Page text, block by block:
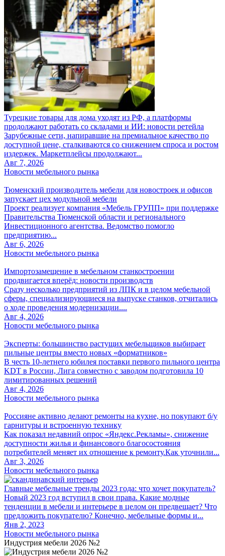
Турецкие товары для дома уходят из РФ, а платформы
продолжают работать со складами и ИИ: новости ретейла
Зарубежные сети, напиравшие на премиальное качество по
доступной цене, сталкиваются со снижением спроса и ростом
издержек. Маркетплейсы продолжают...
Авг 7, 2026
Новости мебельного рынка
Тюменский производитель мебели для новостроек и офисов
запускает цех модульной мебели
Проект реализует компания «Мебель ГРУПП» при поддержке
Правительства Тюменской области и регионального
Инвестиционного агентства. Ведомство помогло
предприятию...
Авг 6, 2026
Новости мебельного рынка
Импортозамещение в мебельном станкостроении
продвигается вперёд: новости производств
Сразу несколько предприятий из ЛПК и в целом мебельной
сферы, специализирующиеся на выпуске станков, отчитались
о ходе проведения модернизации....
Авг 4, 2026
Новости мебельного рынка
Эксперты: большинство растущих мебельщиков выбирает
пильные центры вместо новых «форматников»
В честь 10-летнего юбилея поставки первого пильного центра
KDT в России, Лига совместно с заводом подготовила 10
лимитированных решений
Авг 4, 2026
Новости мебельного рынка
Россияне активно делают ремонты на кухне, но покупают б/у
гарнитуры и встроенную технику
Как показал недавний опрос «Яндекс.Рекламы», снижение
доступности жилья и финансового благосостояния
потребителей меняет их отношение к ремонту.Как уточнили...
Авг 3, 2026
Новости мебельного рынка
Главные мебельные тренды 2023 года: что хочет покупатель?
Новый 2023 год вступил в свои права. Какие модные
тенденции в мебели и интерьере в целом он предвещает? Что
предложить покупателю? Конечно, мебельные формы и...
Янв 2, 2023
Новости мебельного рынка
Индустрия мебели 2026 №2